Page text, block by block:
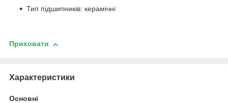
Тип підшипників: керамічні
Приховати
Характеристики
Основні